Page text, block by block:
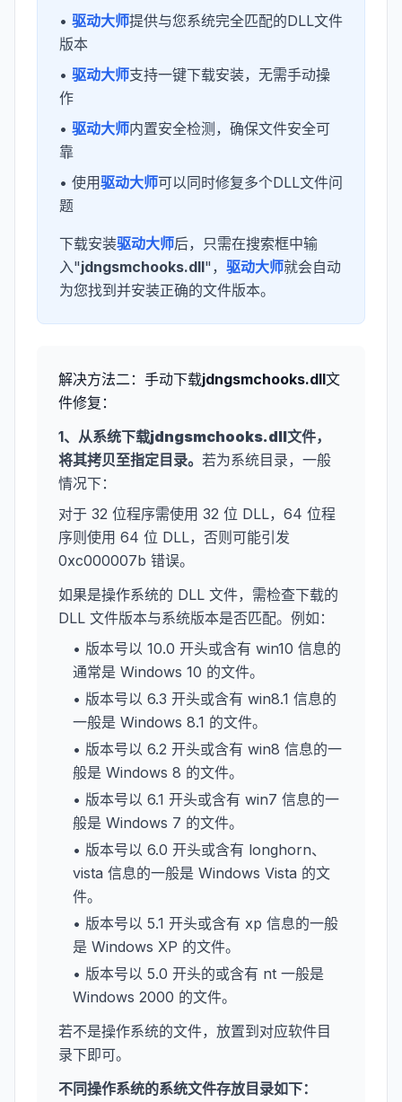
• 驱动大师提供与您系统完全匹配的DLL文件
版本
• 驱动大师支持一键下载安装，无需手动操
作
• 驱动大师内置安全检测，确保文件安全可
靠
• 使用驱动大师可以同时修复多个DLL文件问
题
下载安装驱动大师后，只需在搜索框中输
入"jdngsmchooks.dll"， 驱动大师就会自动
为您找到并安装正确的文件版本。
解决方法二：手动下载jdngsmchooks.dll文
件修复：
1、从系统下载jdngsmchooks.dll文件，
将其拷贝至指定目录。 若为系统目录，一般
情况下：
对于 32 位程序需使用 32 位 DLL，64 位程
序则使用 64 位 DLL，否则可能引发
0xc000007b 错误。
如果是操作系统的 DLL 文件，需检查下载的
DLL 文件版本与系统版本是否匹配。例如：
• 版本号以 10.0 开头或含有 win10 信息的
通常是 Windows 10 的文件。
• 版本号以 6.3 开头或含有 win8.1 信息的
一般是 Windows 8.1 的文件。
• 版本号以 6.2 开头或含有 win8 信息的一
般是 Windows 8 的文件。
• 版本号以 6.1 开头或含有 win7 信息的一
般是 Windows 7 的文件。
• 版本号以 6.0 开头或含有 longhorn、
vista 信息的一般是 Windows Vista 的文
件。
• 版本号以 5.1 开头或含有 xp 信息的一般
是 Windows XP 的文件。
• 版本号以 5.0 开头的或含有 nt 一般是
Windows 2000 的文件。
若不是操作系统的文件，放置到对应软件目
录下即可。
不同操作系统的系统文件存放目录如下：